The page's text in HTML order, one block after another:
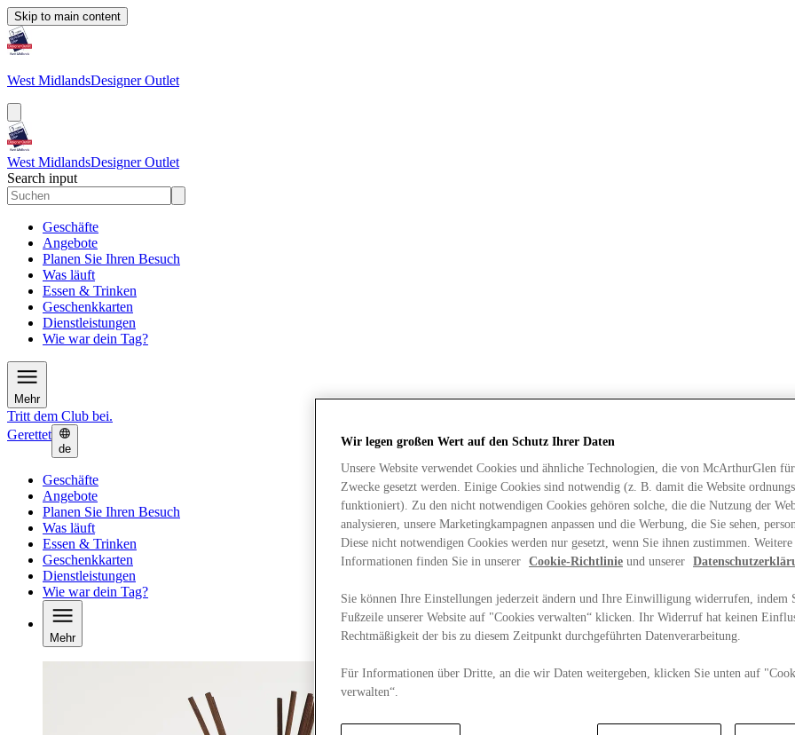
Skip to main content
West MidlandsDesigner Outlet
West MidlandsDesigner Outlet
Search input
Geschäfte
Angebote
Planen Sie Ihren Besuch
Was läuft
Essen & Trinken
Geschenkkarten
Dienstleistungen
Wie war dein Tag?
Mehr
Tritt dem Club bei.
Gerettet
de
Geschäfte
Angebote
Planen Sie Ihren Besuch
Was läuft
Essen & Trinken
Geschenkkarten
Dienstleistungen
Wie war dein Tag?
Mehr
Wir legen großen Wert auf den Schutz Ihrer Daten
Unsere Website verwendet Cookies und ähnliche Technologien, die von McArthurGlen
Zwecke gesetzt werden. Einige Cookies sind notwendig (z. B. damit die Website
funktioniert). Zu den nicht notwendigen Cookies gehören solche, die die Nutzung der
analysieren, unsere Marketingkampagnen anpassen und die Werbung, die Sie sehen,
Diese nicht notwendigen Cookies werden nur gesetzt, wenn Sie ihnen zustimmen. Weitere
Informationen finden Sie in unserer Cookie-Richtlinie und unserer
Sie können Ihre Einstellungen jederzeit ändern und Ihre Einwilligung widerrufen, indem
Fußzeile unserer Website auf "Cookies verwalten“ klicken. Ihr Widerruf hat keinen
Rechtmäßigkeit der bis zu diesem Zeitpunkt durchgeführten Datenverarbeitung.
Für Informationen über Dritte, an die wir Daten weitergeben, klicken Sie unten auf
verwalten“.